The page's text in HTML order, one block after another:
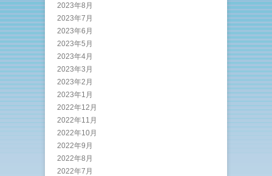
2023年8月
2023年7月
2023年6月
2023年5月
2023年4月
2023年3月
2023年2月
2023年1月
2022年12月
2022年11月
2022年10月
2022年9月
2022年8月
2022年7月